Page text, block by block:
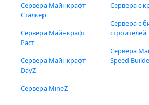
Сервера Майнкрафт
Сталкер
Сервера Майнкрафт
Раст
Сервера Майнкрафт
DayZ
Сервера MineZ
Сервера с
Сервера с
строителей
Сервера
Speed